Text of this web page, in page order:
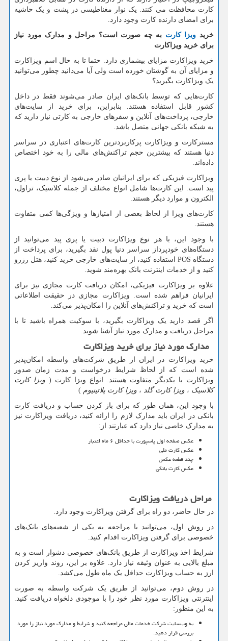
کارت محافظت می کنند. یک نوار مغناطیسی در پشت و یک حاشیه
برای امضای دارنده کارت وجود دارد.
خرید ویزا کارت به چه صورت است؟ مراحل و مدارک مورد نیاز
برای خرید ویزاکارت
خرید ویزاکارت مزایای بیشماری دارد. حتما تا به حال اسم ویزاکارت
و مزایای آن به گوشتان خورده است ولی آیا می‌دانید چطور می‌توانید
یک ویزاکارت بگیرید؟
کارت‌هایی که توسط بانک‌های ایران صادر می‌شوند فقط در داخل
کشور قابل استفاده هستند. بنابراین، برای خرید از سایت‌های
خارجی، پرداخت‌های آنلاین و سفرهای خارجی به کارتی نیاز دارید که
به شبکه بانکی جهانی متصل باشد.
مسترکارت و ویزاکارت پرکاربردترین کارت‌های اعتباری در سراسر
دنیا هستند که بیشترین حجم تراکنش‌های مالی را به خود اختصاص
داده‌اند.
ویزاکارت فیزیکی که برای ایرانیان صادر می‌شود از نوع دبیت یا پری
پید است. این کارت‌ها شامل انواع مختلف از جمله کلاسیک، تراول،
الکترون و موارد دیگر هستند.
کارت‌های ویزا از لحاظ بعضی از امتیازها و ویژگی‌ها کمی متفاوت
هستند.
با وجود این، با هر نوع ویزاکارت دبیت یا پری پید می‌توانید از
دستگاه‌های خودپرداز سراسر دنیا پول نقد بگیرید، برای پرداخت از
دستگاه POS استفاده کنید، از سایت‌های خارجی خرید کنید، هتل رزرو
کنید و از خدمات اینترنت بانک بهره‌مند شوید.
علاوه بر ویزاکارت فیزیکی، امکان دریافت کارت مجازی نیز برای
ایرانیان فراهم شده است. ویزاکارت مجازی در حقیقت اطلاعاتی
است که خرید و تراکنش‌های آنلاین را امکان‌پذیر می‌کند.
اگر قصد دارید یک ویزاکارت بگیرید، با سوکیت همراه باشید تا با
مراحل دریافت و مدارک مورد نیاز آشنا شوید.
مدارک مورد نیاز برای خرید ویزاکارت
خرید ویزاکارت در ایران از طریق شرکت‌های واسطه امکان‌پذیر
شده است که از لحاظ شرایط درخواست و مدت زمان صدور
ویزاکارت با یکدیگر متفاوت هستند. انواع ویزا کارت ( ویزا کارت
کلاسیک ، ویزا کارت گلد ، ویزا کارت پلاتینیوم )
با وجود این، همان طور که برای باز کردن حساب و دریافت کارت
بانکی در ایران باید مدارک لازم را ارائه کنید، دریافت ویزاکارت نیز
به مدارک خاصی نیاز دارد که عبارتند از:
عکس صفحه اول پاسپورت با حداقل ۶ ماه اعتبار
عکس کارت ملی
چند قطعه عکس
عکس کارت بانکی
مراحل دریافت ویزاکارت
در حال حاضر، دو راه برای گرفتن ویزاکارت وجود دارد.
در روش اول، می‌توانید با مراجعه به یکی از شعبه‌های بانک‌های
خصوصی برای گرفتن ویزاکارت اقدام کنید.
شرایط اخذ ویزاکارت از طریق بانک‌های خصوصی دشوار است و به
مبلغ بالایی به عنوان وثیقه نیاز دارد. علاوه بر این، روند واریز کردن
ارز به حساب ویزاکارت حداقل یک ماه طول می‌کشد.
در روش دوم، می‌توانید از طریق یک شرکت واسطه به صورت
اینترنتی ویزاکارت مورد نظر خود را با موجودی دلخواه دریافت کنید.
به این منظور:
به وب‌سایت شرکت خدمات مالی مراجعه کنید و شرایط و مدارک مورد نیاز را مورد
بررسی قرار دهید.